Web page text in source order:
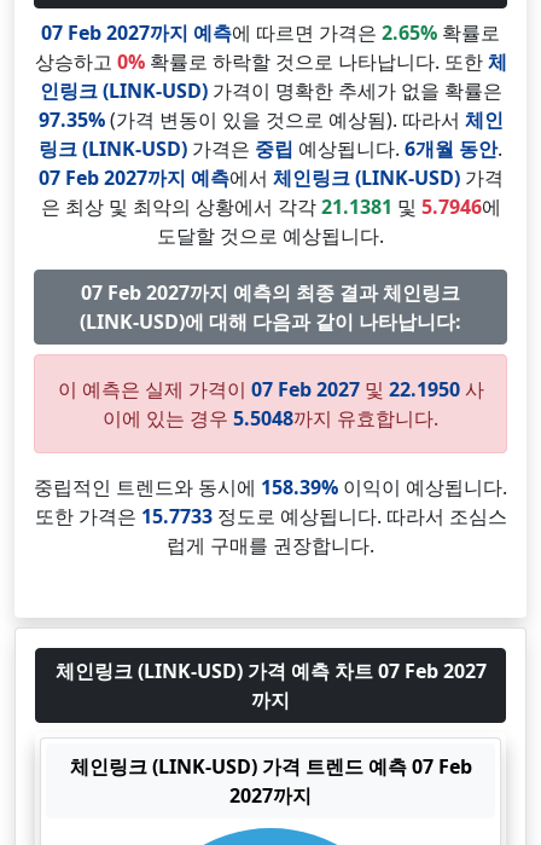
07 Feb 2027까지 예측에 따르면 가격은 2.65% 확률로
상승하고 0%확률로 하락할 것으로 나타납니다. 또한체
인링크 (LINK-USD)가격이 명확한 추세가 없을 확률은
97.35%(가격 변동이 있을 것으로 예상됨). 따라서 체인
링크 (LINK-USD) 가격은 중립 예상됩니다. 6개월 동안.
07 Feb 2027까지 예측에서 체인링크 (LINK-USD)가격
은 최상 및 최악의 상황에서 각각21.1381 및 5.7946에
도달할 것으로 예상됩니다.
07 Feb 2027까지 예측의 최종 결과 체인링크
(LINK-USD)에 대해 다음과 같이 나타납니다:
이 예측은 실제 가격이 07 Feb 2027및 22.1950사
이에 있는 경우 5.5048까지 유효합니다.
중립적인 트렌드와 동시에 158.39% 이익이 예상됩니다.
또한 가격은 15.7733정도로 예상됩니다. 따라서 조심스
럽게 구매를 권장합니다.
체인링크 (LINK-USD) 가격 예측 차트 07 Feb 2027
까지
체인링크 (LINK-USD) 가격 트렌드 예측 07 Feb
2027까지